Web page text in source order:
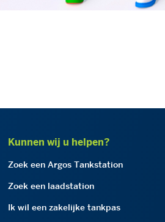
Kunnen wij u helpen?
Zoek een Argos Tankstation
Zoek een laadstation
Ik wil een zakelijke tankpas